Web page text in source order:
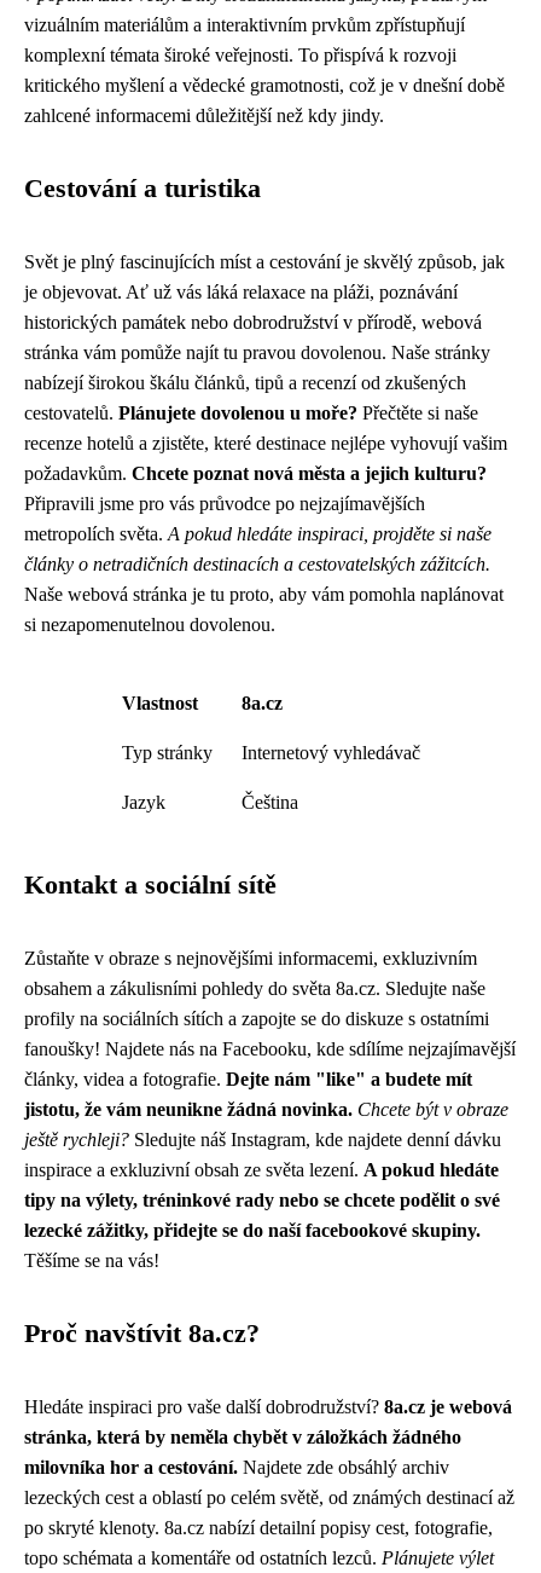
vizuálním materiálům a interaktivním prvkům zpřístupňují
komplexní témata široké veřejnosti. To přispívá k rozvoji
kritického myšlení a vědecké gramotnosti, což je v dnešní době
zahlcené informacemi důležitější než kdy jindy.
Cestování a turistika
Svět je plný fascinujících míst a cestování je skvělý způsob, jak
je objevovat. Ať už vás láká relaxace na pláži, poznávání
historických památek nebo dobrodružství v přírodě, webová
stránka vám pomůže najít tu pravou dovolenou. Naše stránky
nabízejí širokou škálu článků, tipů a recenzí od zkušených
cestovatelů. Plánujete dovolenou u moře? Přečtěte si naše
recenze hotelů a zjistěte, které destinace nejlépe vyhovují vašim
požadavkům. Chcete poznat nová města a jejich kulturu?
Připravili jsme pro vás průvodce po nejzajímavějších
metropolích světa. A pokud hledáte inspiraci, projděte si naše
články o netradičních destinacích a cestovatelských zážitcích.
Naše webová stránka je tu proto, aby vám pomohla naplánovat
si nezapomenutelnou dovolenou.
Vlastnost 8a.cz
Typ stránky Internetový vyhledávač
Jazyk Čeština
Kontakt a sociální sítě
Zůstaňte v obraze s nejnovějšími informacemi, exkluzivním
obsahem a zákulisními pohledy do světa 8a.cz. Sledujte naše
profily na sociálních sítích a zapojte se do diskuze s ostatními
fanoušky! Najdete nás na Facebooku, kde sdílíme nejzajímavější
články, videa a fotografie. Dejte nám "like" a budete mít
jistotu, že vám neunikne žádná novinka. Chcete být v obraze
ještě rychleji? Sledujte náš Instagram, kde najdete denní dávku
inspirace a exkluzivní obsah ze světa lezení. A pokud hledáte
tipy na výlety, tréninkové rady nebo se chcete podělit o své
lezecké zážitky, přidejte se do naší facebookové skupiny.
Těšíme se na vás!
Proč navštívit 8a.cz?
Hledáte inspiraci pro vaše další dobrodružství? 8a.cz je webová
stránka, která by neměla chybět v záložkách žádného
milovníka hor a cestování. Najdete zde obsáhlý archiv
lezeckých cest a oblastí po celém světě, od známých destinací až
po skryté klenoty. 8a.cz nabízí detailní popisy cest, fotografie,
topo schémata a komentáře od ostatních lezců. Plánujete výlet